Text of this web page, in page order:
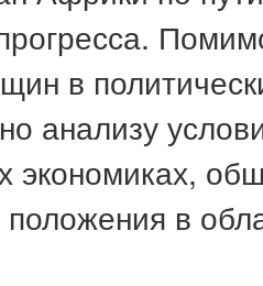
в
анализу
экономиках,
в